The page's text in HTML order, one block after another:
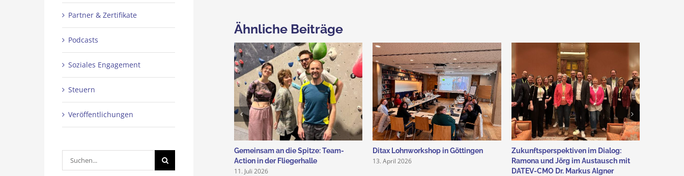
Ähnliche Beiträge
Gemeinsam an die Spitze: Team-
Action in der Fliegerhalle
11. Juli 2026
Ditax Lohnworkshop in Göttingen
13. April 2026
Zukunftsperspektiven im Dialog:
Ramona und Jörg im Austausch mit
DATEV-CMO Dr. Markus Algner
Partner & Zertifikate
Podcasts
Soziales Engagement
Steuern
Veröffentlichungen
Suche
nach: